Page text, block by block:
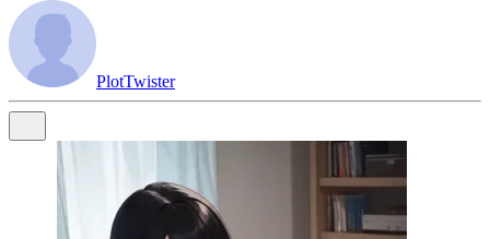
PlotTwister